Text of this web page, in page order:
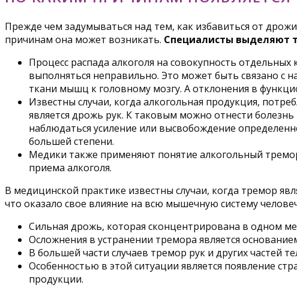
Прежде чем задумываться над тем, как избавиться от
причинам она может возникать. Специалисты выделяют
Процесс распада алкоголя на совокупность
выполняться неправильно. Это может быть связано с
ткани мышц к головному мозгу. А отклонения в
Известны случаи, когда алкогольная продукция,
является дрожь рук. К таковым можно отнести
наблюдаться усиление или высвобождение
большей степени.
Медики также применяют понятие алкогольный
приема алкоголя.
В медицинской практике известны случаи, когда тремор
что оказало свое влияние на всю мышечную систему
Сильная дрожь, которая сконцентрирована в одном
Осложнения в устранении тремора является
В большей части случаев тремор рук и других частей
Особенностью в этой ситуации является появление
продукции.